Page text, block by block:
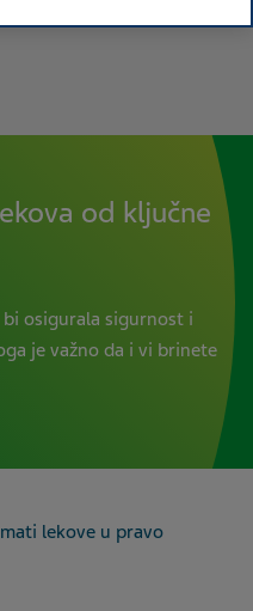
od ključne
bi osigurala sigurnost i
je važno da i vi brinete
lekove u pravo